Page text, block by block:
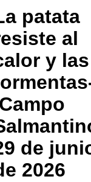
patata
al
y las
Campo
de
2026